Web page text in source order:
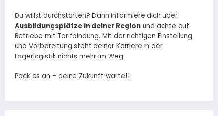
Du willst durchstarten? Dann informiere dich über
Ausbildungsplätze in deiner Region und achte auf
Betriebe mit Tarifbindung. Mit der richtigen Einstellung
und Vorbereitung steht deiner Karriere in der
Lagerlogistik nichts mehr im Weg.
Pack es an – deine Zukunft wartet!